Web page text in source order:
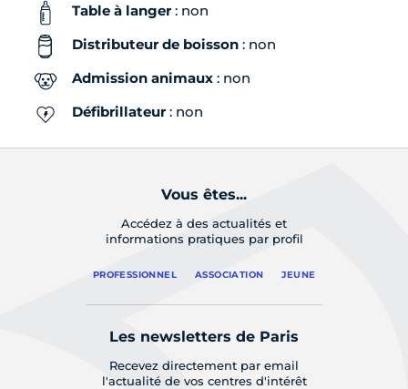
Table à langer: non
Distributeur de boisson : non
Admission animaux : non
Défibrillateur: non
Vous êtes...
Accédez à des actualités et
informations pratiques par profil
PROFESSIONNEL ASSOCIATION JEUNE
Les newsletters de Paris
Recevez directement par email
l'actualité de vos centres d'intérêt